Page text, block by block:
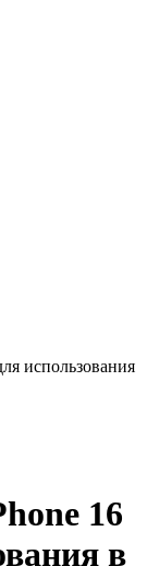
использования
16
в